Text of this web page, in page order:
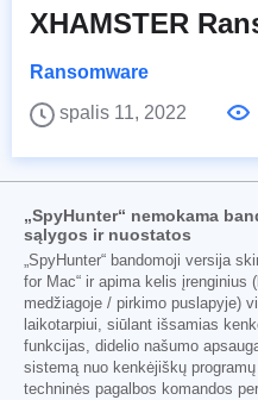
XHAMSTER
Ransomware
spalis 11, 2022
„SpyHunter“ nemokama
sąlygos ir nuostatos
„SpyHunter“ bandomoji versija
for Mac“ ir apima kelis įrenginius
medžiagoje / pirkimo puslapyje)
laikotarpiui, siūlant išsamias
funkcijas, didelio našumo
sistemą nuo kenkėjiškų
techninės pagalbos komandos